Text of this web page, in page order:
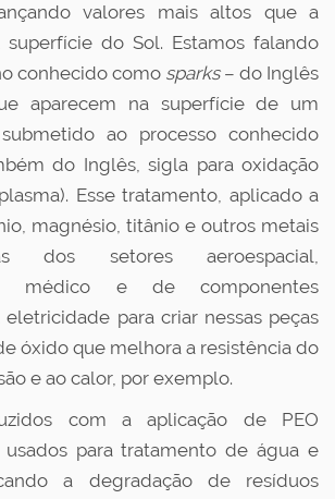
valores mais altos que a
superfície do Sol. Estamos falando
conhecido como sparks– do Inglês
aparecem na superfície de um
ao processo conhecido
do Inglês, sigla para oxidação
Esse tratamento, aplicado a
magnésio, titânio e outros metais
dos setores aeroespacial,
médico e de componentes
para criar nessas peças
óxido que melhora a resistência do
e ao calor, por exemplo.
com a aplicação de PEO
para tratamento de água e
a degradação de resíduos